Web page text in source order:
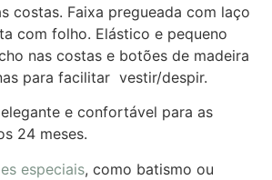
costas. Faixa pregueada com laço
com folho. Elástico e pequeno
nas costas e botões de madeira
para facilitar vestir/despir.
e confortável para as
24 meses.
especiais, como batismo ou